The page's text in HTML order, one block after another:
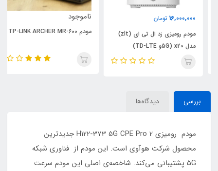
16,000,000 تومان
مودم رومیزی زد ال تی ای (zlt)
مدل x20 (5Gو TD-LTE)
ناموجود
مودم TP-LINK ARCHER MR-600
بررسی دیدگاه‌ها
مودم رومیزی H122-373 5G CPE Pro 2 جدیدترین
محصول شرکت هوآوی است. این مودم از فناوری شبکه
5G پشتیبانی می‌کند. شاخصه‌ی اصلی این مودم سرعت